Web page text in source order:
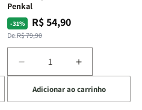
Penkal
-31%
Preço
normal
De:R$ 79,90
Preço
promocional
R$ 54,90
Diminuir
a
quantidade
de
Aumentar
a
quantidade
de
Adicionar ao carrinho